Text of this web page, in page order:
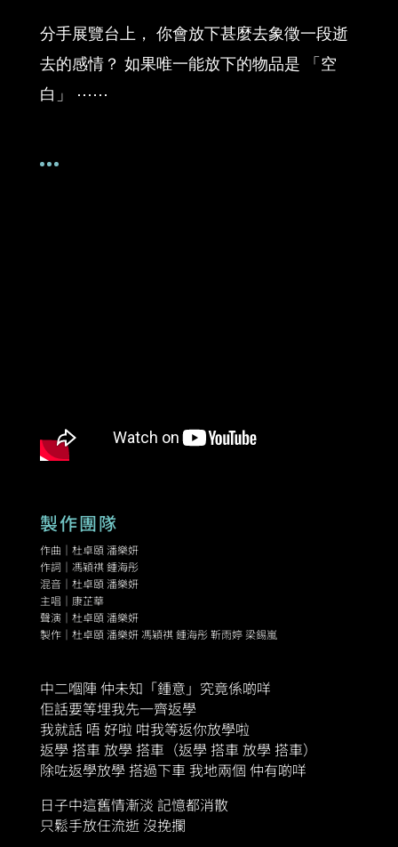
分手展覽台上， 你會放下甚麼去象徵一段逝
去的感情？ 如果唯一能放下的物品是 「空
白」 ⋯⋯
製作團隊
作曲｜杜卓頤 潘樂妍
作詞｜馮穎祺 鍾海彤
混音｜杜卓頤 潘樂妍
主唱｜康芷華
聲演｜杜卓頤 潘樂妍
製作｜杜卓頤 潘樂妍 馮穎祺 鍾海彤 靳雨婷 梁錫嵐
中二嗰陣 仲未知「鍾意」究竟係啲咩
佢話要等埋我先一齊返學
我就話 唔 好啦 咁我等返你放學啦
返學 搭車 放學 搭車（返學 搭車 放學 搭車）
除咗返學放學 搭過下車 我地兩個 仲有啲咩
日子中這舊情漸淡 記憶都消散
只鬆手放任流逝 沒挽攔